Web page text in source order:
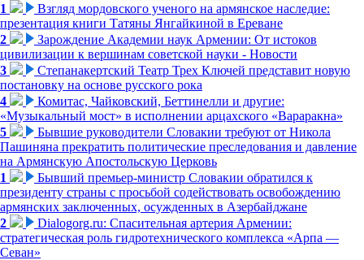
1
Взгляд мордовского ученого на армянское наследие:
презентация книги Татяны Янгайкиной в Ереване
2
Зарождение Академии наук Армении: От истоков
цивилизации к вершинам советской науки - Новости
3
Степанакертский Театр Трех Ключей представит новую
постановку на основе русского рока
4
Комитас, Чайковский, Беттинелли и другие:
«Музыкальный мост» в исполнении арцахского «Вараракна»
5
Бывшие руководители Словакии требуют от Никола
Пашиняна прекратить политические преследования и давление
на Армянскую Апостольскую Церковь
1
Бывший премьер-министр Словакии обратился к
президенту страны с просьбой содействовать освобождению
армянских заключенных, осужденных в Азербайджане
2
Dialogorg.ru: Спасительная артерия Армении:
стратегическая роль гидротехнического комплекса «Арпа —
Севан»